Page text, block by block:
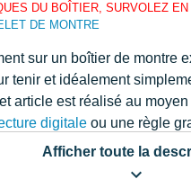
DU BOÎTIER, SURVOLEZ
DE MONTRE
sur un boîtier de montre
tenir et idéalement
article est réalisé au
digitale ou une règle
dimension du bracelet pour
Afficher toute la